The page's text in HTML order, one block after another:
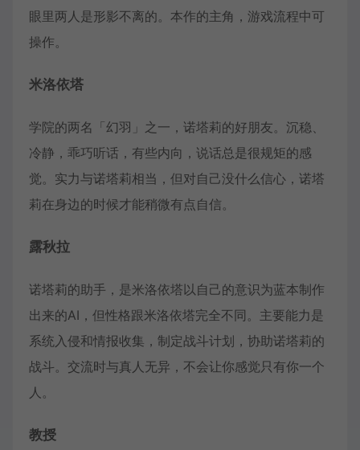
眼里两人是形影不离的。本作的主角，游戏流程中可
操作。
米洛依塔
学院的两名「幻羽」之一，诺塔莉的好朋友。沉稳、
冷静，乖巧听话，有些内向，说话总是很规矩的感
觉。实力与诺塔莉相当，但对自己没什么信心，诺塔
莉在身边的时候才能稍微有点自信。
露秋拉
诺塔莉的助手，是米洛依塔以自己的意识为蓝本制作
出来的AI，但性格跟米洛依塔完全不同。主要能力是
系统入侵和情报收集，制定战斗计划，协助诺塔莉的
战斗。交流时与真人无异，不会让你感觉只有你一个
人。
教授